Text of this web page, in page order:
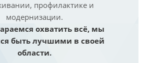
профилактике и
модернизации.
охватить всё, мы
быть лучшими в своей
области.